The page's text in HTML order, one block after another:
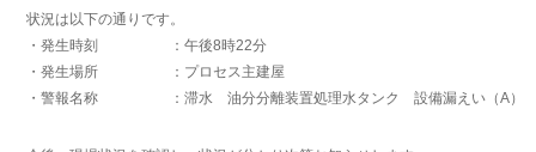
状況は以下の通りです。
・発生時刻 ：午後8時22分
・発生場所 ：プロセス主建屋
・警報名称 ：滞水 油分分離装置処理水タンク 設備漏えい（A）